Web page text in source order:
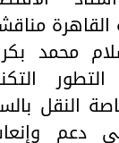
محمد
النقل
دعم